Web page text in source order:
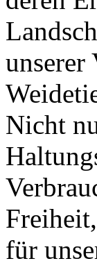
unserer
Nicht
für